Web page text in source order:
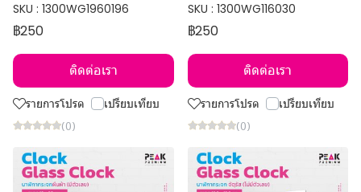
SKU : 1300WG1960196
฿250
ติดต่อเรา
รายการโปรด เปรียบเทียบ
(0)
SKU : 1300WG116030
฿250
ติดต่อเรา
รายการโปรด เปรียบเทียบ
(0)